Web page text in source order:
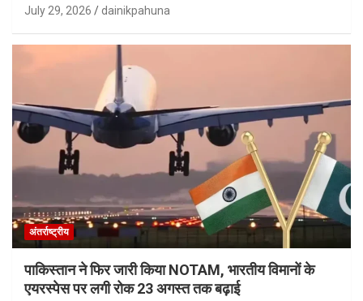
July 29, 2026 dainikpahuna
अंतर्राष्ट्रीय
पाकिस्तान ने फिर जारी किया NOTAM, भारतीय विमानों के
एयरस्पेस पर लगी रोक 23 अगस्त तक बढ़ाई